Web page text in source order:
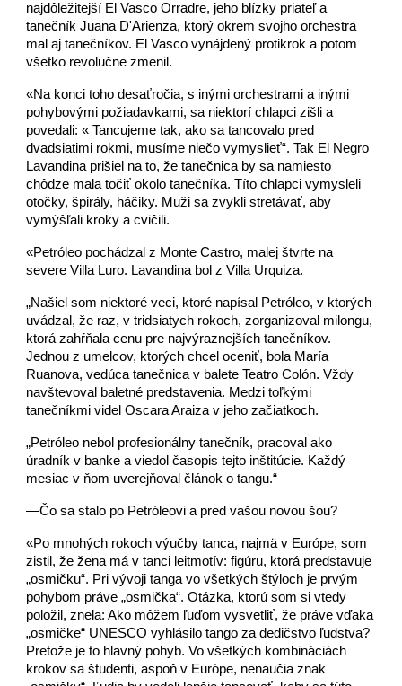
najdôležitejší El Vasco Orradre, jeho blízky priateľ a
tanečník Juana D'Arienza, ktorý okrem svojho orchestra
mal aj tanečníkov. El Vasco vynájdený protikrok a potom
všetko revolučne zmenil.
«Na konci toho desaťročia, s inými orchestrami a inými
pohybovými požiadavkami, sa niektorí chlapci zišli a
povedali: « Tancujeme tak, ako sa tancovalo pred
dvadsiatimi rokmi, musíme niečo vymyslieť“. Tak El Negro
Lavandina prišiel na to, že tanečnica by sa namiesto
chôdze mala točiť okolo tanečníka. Títo chlapci vymysleli
otočky, špirály, háčiky. Muži sa zvykli stretávať, aby
vymýšľali kroky a cvičili.
«Petróleo pochádzal z Monte Castro, malej štvrte na
severe Villa Luro. Lavandina bol z Villa Urquiza.
„Našiel som niektoré veci, ktoré napísal Petróleo, v ktorých
uvádzal, že raz, v tridsiatych rokoch, zorganizoval milongu,
ktorá zahŕňala cenu pre najvýraznejších tanečníkov.
Jednou z umelcov, ktorých chcel oceniť, bola María
Ruanova, vedúca tanečnica v balete Teatro Colón. Vždy
navštevoval baletné predstavenia. Medzi toľkými
tanečníkmi videl Oscara Araiza v jeho začiatkoch.
„Petróleo nebol profesionálny tanečník, pracoval ako
úradník v banke a viedol časopis tejto inštitúcie. Každý
mesiac v ňom uverejňoval článok o tangu.“
—Čo sa stalo po Petróleovi a pred vašou novou šou?
«Po mnohých rokoch výučby tanca, najmä v Európe, som
zistil, že žena má v tanci leitmotív: figúru, ktorá predstavuje
„osmičku“. Pri vývoji tanga vo všetkých štýloch je prvým
pohybom práve „osmička“. Otázka, ktorú som si vtedy
položil, znela: Ako môžem ľuďom vysvetliť, že práve vďaka
„osmičke“ UNESCO vyhlásilo tango za dedičstvo ľudstva?
Pretože je to hlavný pohyb. Vo všetkých kombináciách
krokov sa študenti, aspoň v Európe, nenaučia znak